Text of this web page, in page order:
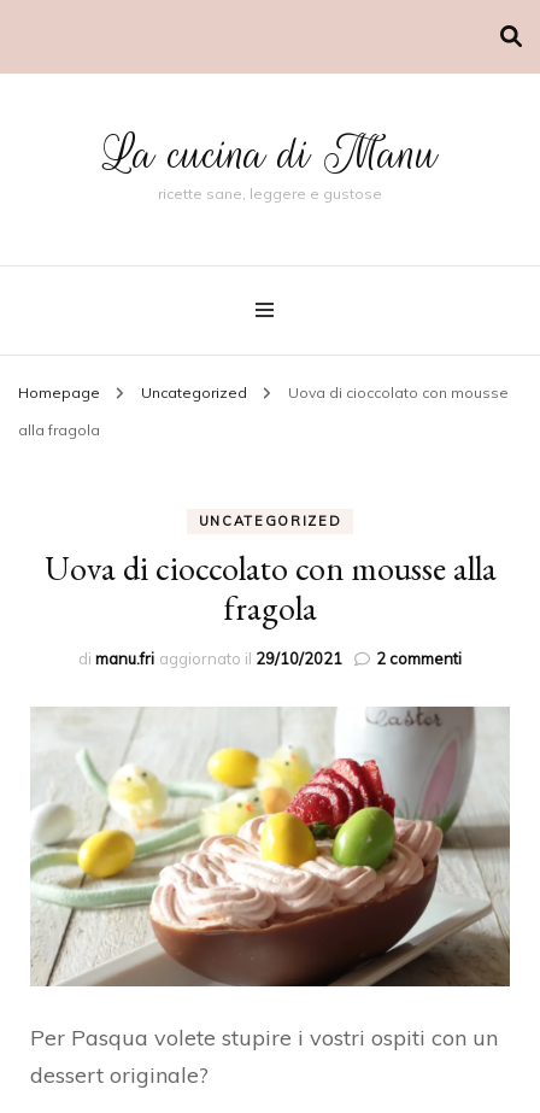
La cucina di Manu
ricette sane, leggere e gustose
Homepage Uncategorized Uova di cioccolato con mousse
alla fragola
UNCATEGORIZED
Uova di cioccolato con mousse alla
fragola
di manu.fri aggiornato il 29/10/2021 2 commentisu
di
con
mousse
alla
fragola
Per Pasqua volete stupire i vostri ospiti con un
dessert originale?